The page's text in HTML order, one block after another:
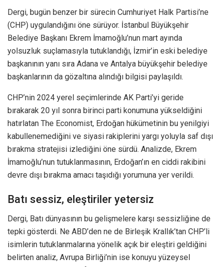
Dergi, bugün benzer bir sürecin Cumhuriyet Halk Partisi’ne
(CHP) uygulandığını öne sürüyor. İstanbul Büyükşehir
Belediye Başkanı Ekrem İmamoğlu’nun mart ayında
yolsuzluk suçlamasıyla tutuklandığı, İzmir’in eski belediye
başkanının yanı sıra Adana ve Antalya büyükşehir belediye
başkanlarının da gözaltına alındığı bilgisi paylaşıldı.
CHP’nin 2024 yerel seçimlerinde AK Parti’yi geride
bırakarak 20 yıl sonra birinci parti konumuna yükseldiğini
hatırlatan The Economist, Erdoğan hükümetinin bu yenilgiyi
kabullenemediğini ve siyasi rakiplerini yargı yoluyla saf dışı
bırakma stratejisi izlediğini öne sürdü. Analizde, Ekrem
İmamoğlu’nun tutuklanmasının, Erdoğan’ın en ciddi rakibini
devre dışı bırakma amacı taşıdığı yorumuna yer verildi.
Batı sessiz, eleştiriler yetersiz
Dergi, Batı dünyasının bu gelişmelere karşı sessizliğine de
tepki gösterdi. Ne ABD’den ne de Birleşik Krallık’tan CHP’li
isimlerin tutuklanmalarına yönelik açık bir eleştiri geldiğini
belirten analiz, Avrupa Birliği’nin ise konuyu yüzeysel